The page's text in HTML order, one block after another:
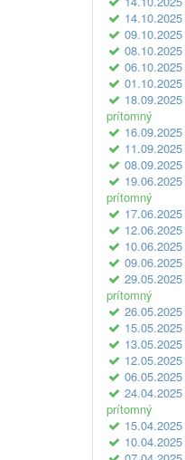
14.10.2025
09.10.2025
08.10.2025
06.10.2025
01.10.2025
18.09.2025
prítomný
16.09.2025
11.09.2025
08.09.2025
19.06.2025
prítomný
17.06.2025
12.06.2025
10.06.2025
09.06.2025
29.05.2025
prítomný
26.05.2025
15.05.2025
13.05.2025
12.05.2025
06.05.2025
24.04.2025
prítomný
15.04.2025
10.04.2025